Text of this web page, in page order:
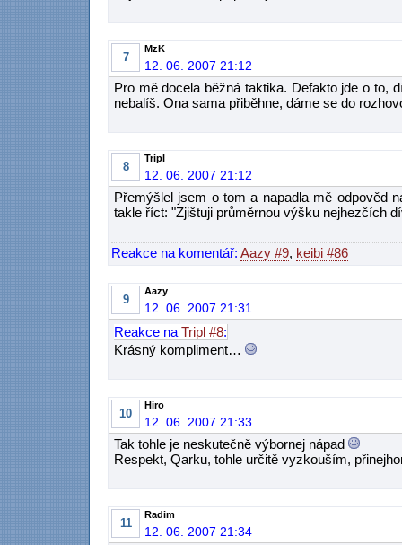
7
MzK
12. 06. 2007 21:12
Pro mě docela běžná taktika. Defakto jde o to,
nebalíš. Ona sama přiběhne, dáme se do
8
Tripl
12. 06. 2007 21:12
Přemýšlel jsem o tom a napadla mě odpověd
takle říct: "Zjištuji průměrnou výšku nejhezčích
Reakce na komentář: Aazy #9, keibi #86
9
Aazy
12. 06. 2007 21:31
Reakce na Tripl #8:
Krásný kompliment…
10
Hiro
12. 06. 2007 21:33
Tak tohle je neskutečně výbornej nápad
Respekt, Qarku, tohle určitě vyzkouším,
11
Radim
12. 06. 2007 21:34